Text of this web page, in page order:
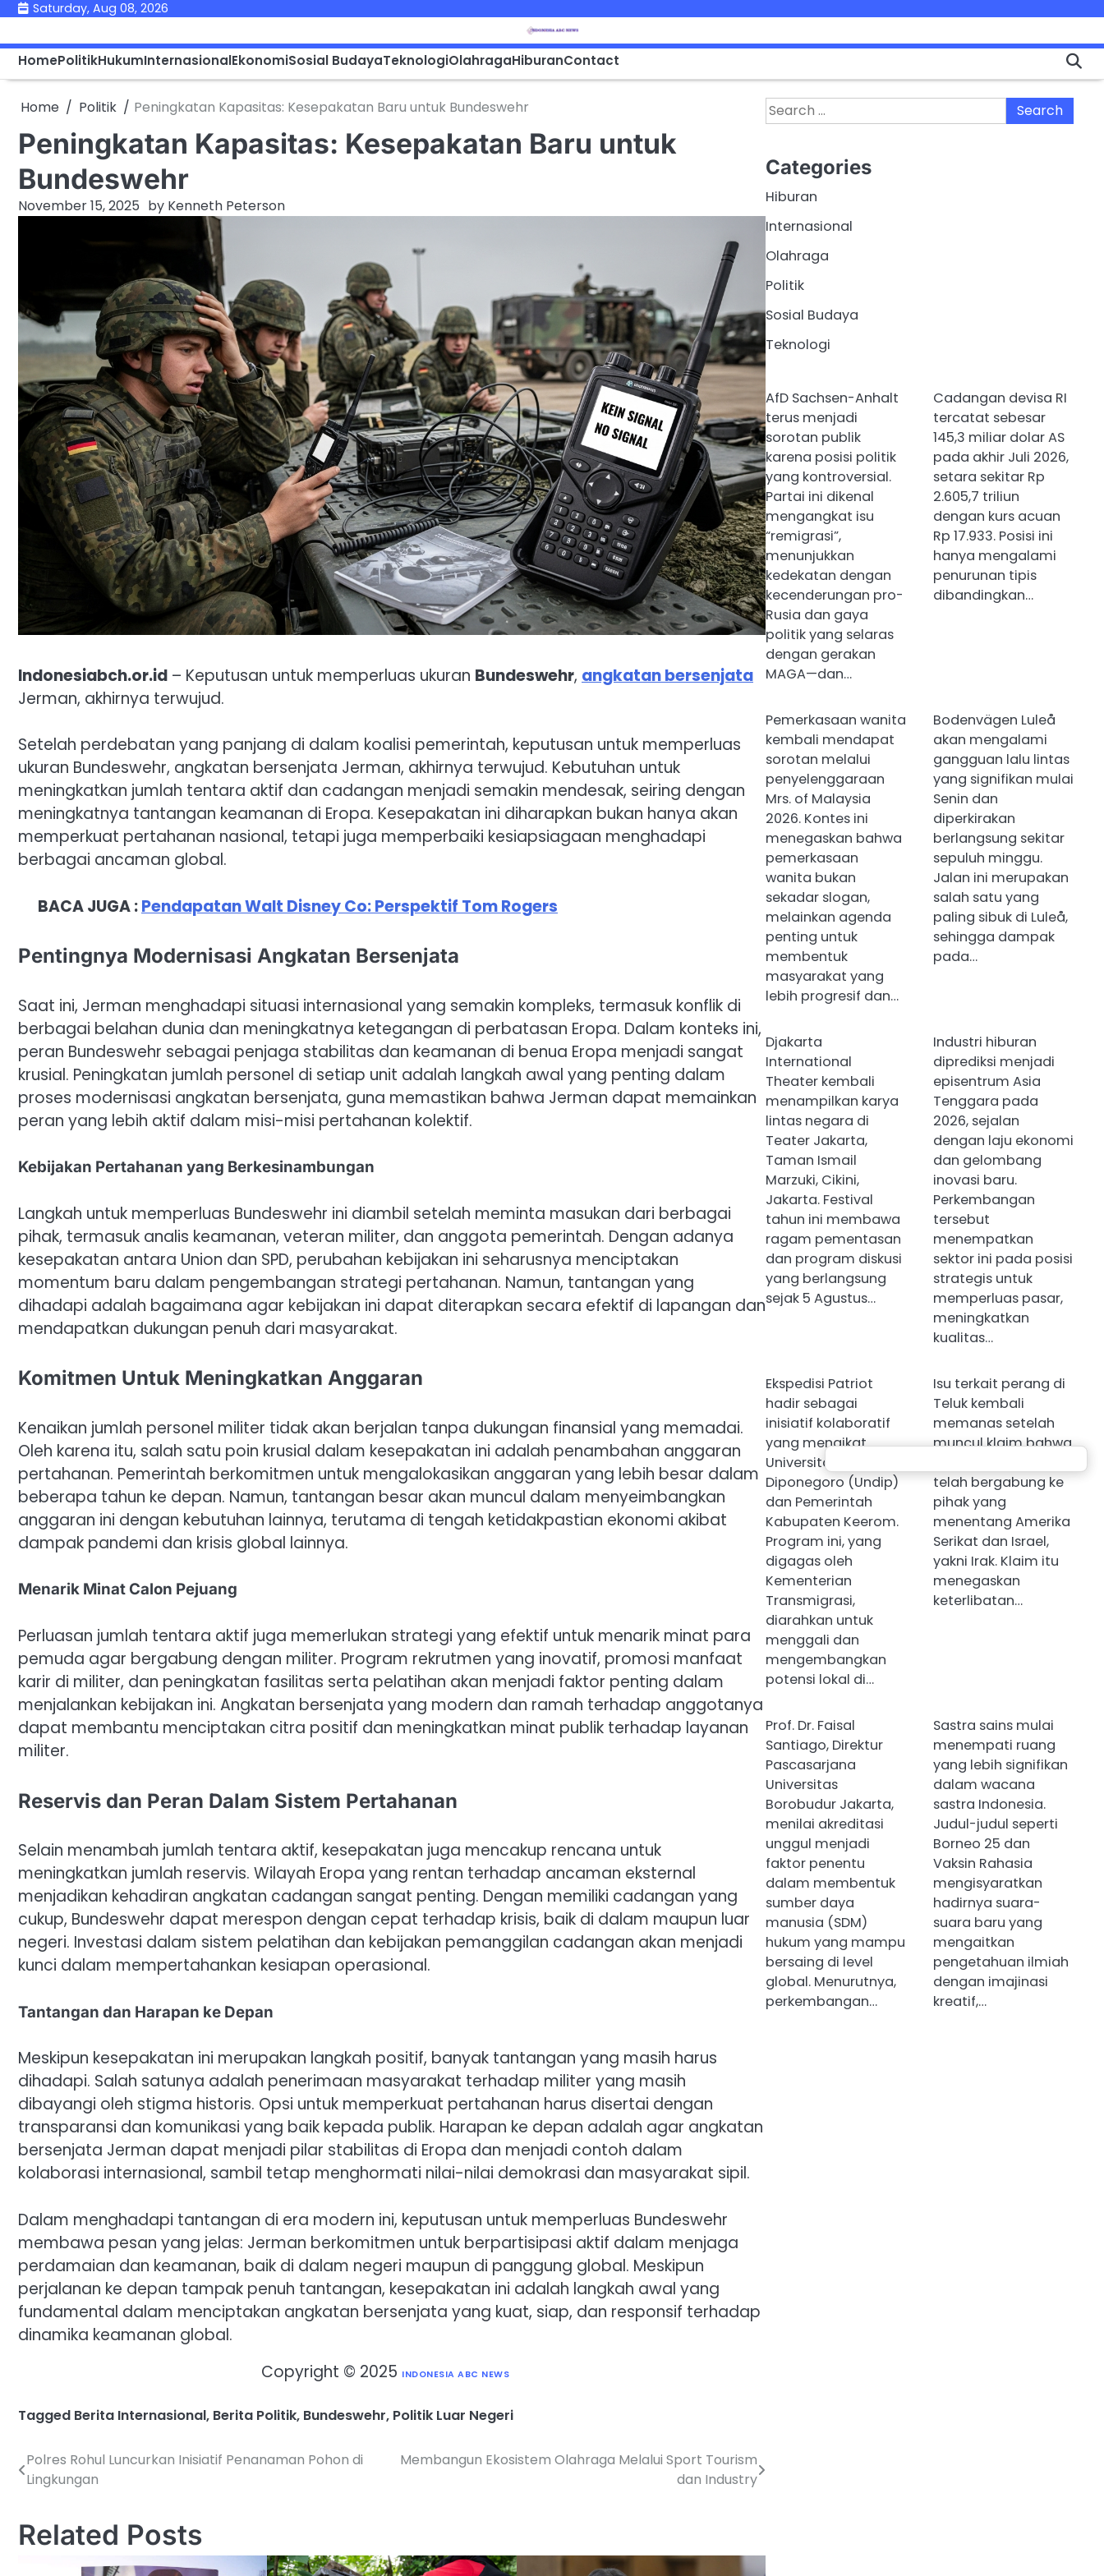
Skip
content
Saturday, Aug 08, 2026
HomePolitikHukumInternasionalEkonomiSosial BudayaTeknologiOlahragaHiburanContact
Home Politik Peningkatan Kapasitas: Kesepakatan Baru untuk Bundeswehr
Peningkatan Kapasitas: Kesepakatan Baru untuk
Bundeswehr
November 15, 2025 by Kenneth Peterson
Indonesiabch.or.id – Keputusan untuk memperluas ukuran Bundeswehr, angkatan bersenjata
Jerman, akhirnya terwujud.
Setelah perdebatan yang panjang di dalam koalisi pemerintah, keputusan untuk memperluas
ukuran Bundeswehr, angkatan bersenjata Jerman, akhirnya terwujud. Kebutuhan untuk
meningkatkan jumlah tentara aktif dan cadangan menjadi semakin mendesak, seiring dengan
meningkatnya tantangan keamanan di Eropa. Kesepakatan ini diharapkan bukan hanya akan
memperkuat pertahanan nasional, tetapi juga memperbaiki kesiapsiagaan menghadapi
berbagai ancaman global.
BACA JUGA :Pendapatan Walt Disney Co: Perspektif Tom Rogers
Pentingnya Modernisasi Angkatan Bersenjata
Saat ini, Jerman menghadapi situasi internasional yang semakin kompleks, termasuk konflik di
berbagai belahan dunia dan meningkatnya ketegangan di perbatasan Eropa. Dalam konteks ini,
peran Bundeswehr sebagai penjaga stabilitas dan keamanan di benua Eropa menjadi sangat
krusial. Peningkatan jumlah personel di setiap unit adalah langkah awal yang penting dalam
proses modernisasi angkatan bersenjata, guna memastikan bahwa Jerman dapat memainkan
peran yang lebih aktif dalam misi-misi pertahanan kolektif.
Kebijakan Pertahanan yang Berkesinambungan
Langkah untuk memperluas Bundeswehr ini diambil setelah meminta masukan dari berbagai
pihak, termasuk analis keamanan, veteran militer, dan anggota pemerintah. Dengan adanya
kesepakatan antara Union dan SPD, perubahan kebijakan ini seharusnya menciptakan
momentum baru dalam pengembangan strategi pertahanan. Namun, tantangan yang
dihadapi adalah bagaimana agar kebijakan ini dapat diterapkan secara efektif di lapangan dan
mendapatkan dukungan penuh dari masyarakat.
Komitmen Untuk Meningkatkan Anggaran
Kenaikan jumlah personel militer tidak akan berjalan tanpa dukungan finansial yang memadai.
Oleh karena itu, salah satu poin krusial dalam kesepakatan ini adalah penambahan anggaran
pertahanan. Pemerintah berkomitmen untuk mengalokasikan anggaran yang lebih besar dalam
beberapa tahun ke depan. Namun, tantangan besar akan muncul dalam menyeimbangkan
anggaran ini dengan kebutuhan lainnya, terutama di tengah ketidakpastian ekonomi akibat
dampak pandemi dan krisis global lainnya.
Menarik Minat Calon Pejuang
Perluasan jumlah tentara aktif juga memerlukan strategi yang efektif untuk menarik minat para
pemuda agar bergabung dengan militer. Program rekrutmen yang inovatif, promosi manfaat
karir di militer, dan peningkatan fasilitas serta pelatihan akan menjadi faktor penting dalam
menjalankan kebijakan ini. Angkatan bersenjata yang modern dan ramah terhadap anggotanya
dapat membantu menciptakan citra positif dan meningkatkan minat publik terhadap layanan
militer.
Reservis dan Peran Dalam Sistem Pertahanan
Selain menambah jumlah tentara aktif, kesepakatan juga mencakup rencana untuk
meningkatkan jumlah reservis. Wilayah Eropa yang rentan terhadap ancaman eksternal
menjadikan kehadiran angkatan cadangan sangat penting. Dengan memiliki cadangan yang
cukup, Bundeswehr dapat merespon dengan cepat terhadap krisis, baik di dalam maupun luar
negeri. Investasi dalam sistem pelatihan dan kebijakan pemanggilan cadangan akan menjadi
kunci dalam mempertahankan kesiapan operasional.
Tantangan dan Harapan ke Depan
Meskipun kesepakatan ini merupakan langkah positif, banyak tantangan yang masih harus
dihadapi. Salah satunya adalah penerimaan masyarakat terhadap militer yang masih
dibayangi oleh stigma historis. Opsi untuk memperkuat pertahanan harus disertai dengan
transparansi dan komunikasi yang baik kepada publik. Harapan ke depan adalah agar angkatan
bersenjata Jerman dapat menjadi pilar stabilitas di Eropa dan menjadi contoh dalam
kolaborasi internasional, sambil tetap menghormati nilai-nilai demokrasi dan masyarakat sipil.
Dalam menghadapi tantangan di era modern ini, keputusan untuk memperluas Bundeswehr
membawa pesan yang jelas: Jerman berkomitmen untuk berpartisipasi aktif dalam menjaga
perdamaian dan keamanan, baik di dalam negeri maupun di panggung global. Meskipun
perjalanan ke depan tampak penuh tantangan, kesepakatan ini adalah langkah awal yang
fundamental dalam menciptakan angkatan bersenjata yang kuat, siap, dan responsif terhadap
dinamika keamanan global.
Copyright © 2025 INDONESIA ABC NEWS
Tagged Berita Internasional, Berita Politik, Bundeswehr, Politik Luar Negeri
Post
navigation
Polres Rohul Luncurkan Inisiatif Penanaman Pohon di
Lingkungan
Membangun Ekosistem Olahraga Melalui Sport Tourism
dan Industry
Related Posts
Search
for:
Categories
Hiburan
Internasional
Olahraga
Politik
Sosial Budaya
Teknologi
AfD Sachsen-Anhalt
terus menjadi
sorotan publik
karena posisi politik
yang kontroversial.
Partai ini dikenal
mengangkat isu
“remigrasi”,
menunjukkan
kedekatan dengan
kecenderungan pro-
Rusia dan gaya
politik yang selaras
dengan gerakan
MAGA—dan…
Cadangan devisa RI
tercatat sebesar
145,3 miliar dolar AS
pada akhir Juli 2026,
setara sekitar Rp
2.605,7 triliun
dengan kurs acuan
Rp 17.933. Posisi ini
hanya mengalami
penurunan tipis
dibandingkan…
Pemerkasaan wanita
kembali mendapat
sorotan melalui
penyelenggaraan
Mrs. of Malaysia
2026. Kontes ini
menegaskan bahwa
pemerkasaan
wanita bukan
sekadar slogan,
melainkan agenda
penting untuk
membentuk
masyarakat yang
lebih progresif dan…
Bodenvägen Luleå
akan mengalami
gangguan lalu lintas
yang signifikan mulai
Senin dan
diperkirakan
berlangsung sekitar
sepuluh minggu.
Jalan ini merupakan
salah satu yang
paling sibuk di Luleå,
sehingga dampak
pada…
Djakarta
International
Theater kembali
menampilkan karya
lintas negara di
Teater Jakarta,
Taman Ismail
Marzuki, Cikini,
Jakarta. Festival
tahun ini membawa
ragam pementasan
dan program diskusi
yang berlangsung
sejak 5 Agustus…
Industri hiburan
diprediksi menjadi
episentrum Asia
Tenggara pada
2026, sejalan
dengan laju ekonomi
dan gelombang
inovasi baru.
Perkembangan
tersebut
menempatkan
sektor ini pada posisi
strategis untuk
memperluas pasar,
meningkatkan
kualitas…
Ekspedisi Patriot
hadir sebagai
inisiatif kolaboratif
yang mengikat
Universitas
Diponegoro (Undip)
dan Pemerintah
Kabupaten Keerom.
Program ini, yang
digagas oleh
Kementerian
Transmigrasi,
diarahkan untuk
menggali dan
mengembangkan
potensi lokal di…
Isu terkait perang di
Teluk kembali
memanas setelah
muncul klaim bahwa
telah bergabung ke
pihak yang
menentang Amerika
Serikat dan Israel,
yakni Irak. Klaim itu
menegaskan
keterlibatan…
Prof. Dr. Faisal
Santiago, Direktur
Pascasarjana
Universitas
Borobudur Jakarta,
menilai akreditasi
unggul menjadi
faktor penentu
dalam membentuk
sumber daya
manusia (SDM)
hukum yang mampu
bersaing di level
global. Menurutnya,
perkembangan…
Sastra sains mulai
menempati ruang
yang lebih signifikan
dalam wacana
sastra Indonesia.
Judul-judul seperti
Borneo 25 dan
Vaksin Rahasia
mengisyaratkan
hadirnya suara-
suara baru yang
mengaitkan
pengetahuan ilmiah
dengan imajinasi
kreatif,…